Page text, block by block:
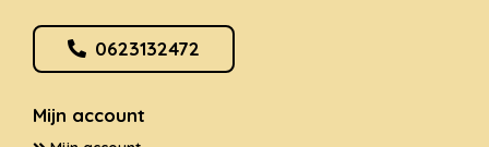
0623132472
Mijn account